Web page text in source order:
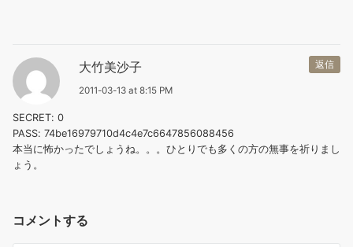
返信
大竹美沙子
2011-03-13 at 8:15 PM
SECRET: 0
PASS: 74be16979710d4c4e7c6647856088456
本当に怖かったでしょうね。。。ひとりでも多くの方の無事を祈りまし
ょう。
コメントする